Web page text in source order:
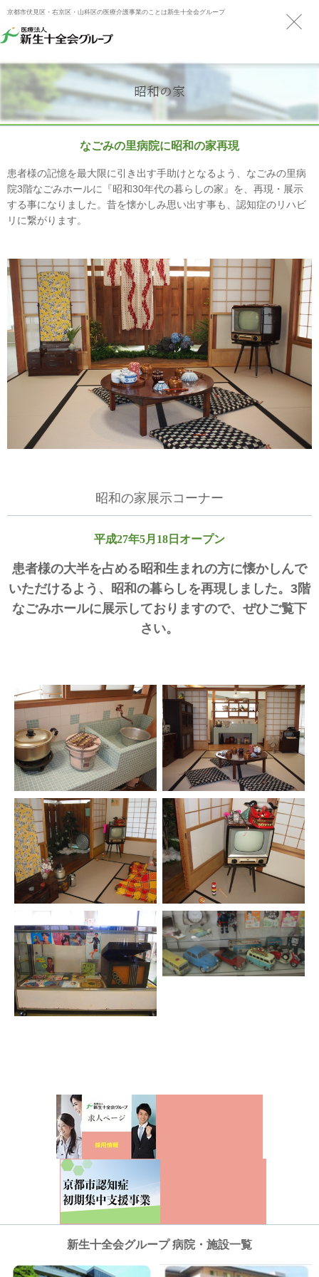
京都市伏見区・右京区・山科区の医療介護事業のことは新生十全会グループ
昭和の家
なごみの里病院に昭和の家再現
患者様の記憶を最大限に引き出す手助けとなるよう、なごみの里病
院3階なごみホールに『昭和30年代の暮らしの家』を、再現・展示
する事になりました。昔を懐かしみ思い出す事も、認知症のリハビ
リに繋がります。
昭和の家展示コーナー
平成27年5月18日オープン
患者様の大半を占める昭和生まれの方に懐かしんで
いただけるよう、昭和の暮らしを再現しました。3階
なごみホールに展示しておりますので、ぜひご覧下
さい。
新生十全会グループ 病院・施設一覧